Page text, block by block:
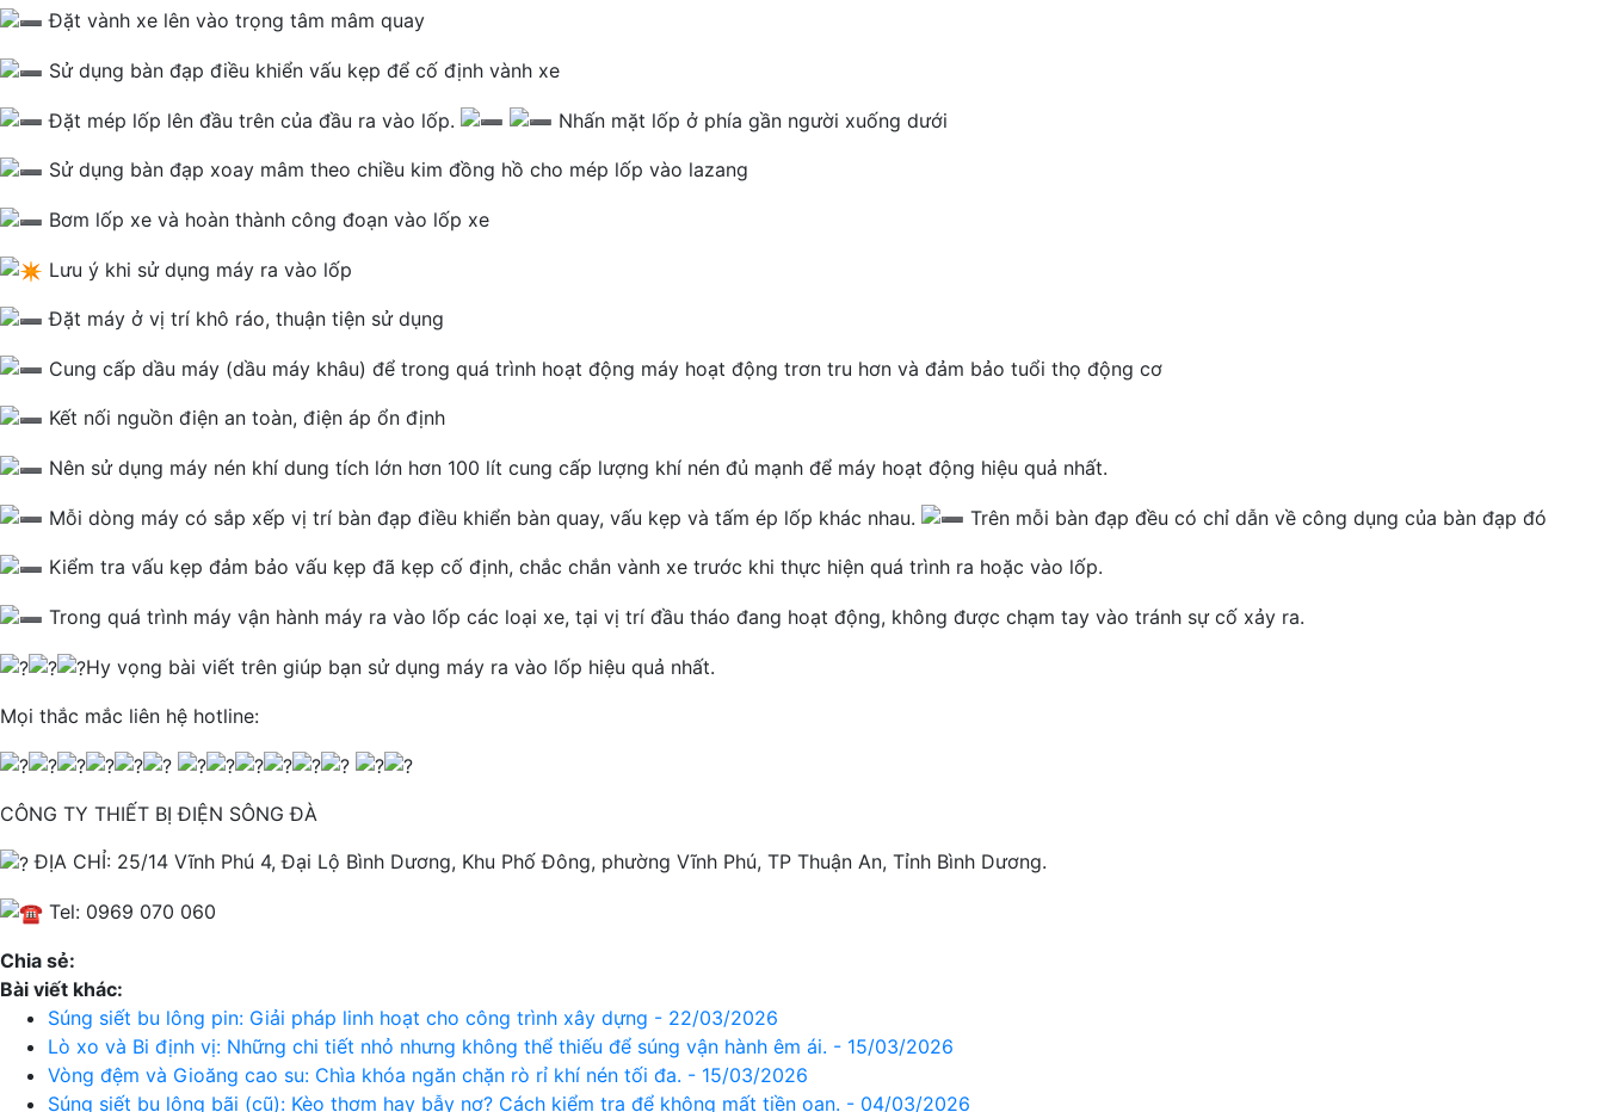
Đặt vành xe lên vào trọng tâm mâm quay
Sử dụng bàn đạp điều khiển vấu kẹp để cố định vành xe
Đặt mép lốp lên đầu trên của đầu ra vào lốp. Nhấn mặt lốp ở phía gần người xuống dưới
Sử dụng bàn đạp xoay mâm theo chiều kim đồng hồ cho mép lốp vào lazang
Bơm lốp xe và hoàn thành công đoạn vào lốp xe
Lưu ý khi sử dụng máy ra vào lốp
Đặt máy ở vị trí khô ráo, thuận tiện sử dụng
Cung cấp dầu máy (dầu máy khâu) để trong quá trình hoạt động máy hoạt động trơn tru hơn và đảm bảo tuổi thọ động cơ
Kết nối nguồn điện an toàn, điện áp ổn định
Nên sử dụng máy nén khí dung tích lớn hơn 100 lít cung cấp lượng khí nén đủ mạnh để máy hoạt động hiệu quả nhất.
Mỗi dòng máy có sắp xếp vị trí bàn đạp điều khiển bàn quay, vấu kẹp và tấm ép lốp khác nhau. Trên mỗi bàn đạp đều có chỉ dẫn về công dụng của bàn đạp đó
Kiểm tra vấu kẹp đảm bảo vấu kẹp đã kẹp cố định, chắc chắn vành xe trước khi thực hiện quá trình ra hoặc vào lốp.
Trong quá trình máy vận hành máy ra vào lốp các loại xe, tại vị trí đầu tháo đang hoạt động, không được chạm tay vào tránh sự cố xảy ra.
Hy vọng bài viết trên giúp bạn sử dụng máy ra vào lốp hiệu quả nhất.
Mọi thắc mắc liên hệ hotline:
CÔNG TY THIẾT BỊ ĐIỆN SÔNG ĐÀ
ĐỊA CHỈ: 25/14 Vĩnh Phú 4, Đại Lộ Bình Dương, Khu Phố Đông, phường Vĩnh Phú, TP Thuận An, Tỉnh Bình Dương.
Tel: 0969 070 060
Chia sẻ:
Bài viết khác:
Súng siết bu lông pin: Giải pháp linh hoạt cho công trình xây dựng - 22/03/2026
Lò xo và Bi định vị: Những chi tiết nhỏ nhưng không thể thiếu để súng vận hành êm ái. - 15/03/2026
Vòng đệm và Gioăng cao su: Chìa khóa ngăn chặn rò rỉ khí nén tối đa. - 15/03/2026
Súng siết bu lông bãi (cũ): Kèo thơm hay bẫy nợ? Cách kiểm tra để không mất tiền oan. - 04/03/2026